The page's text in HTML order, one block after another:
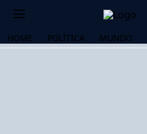
HOME POLÍTICA MUNDO